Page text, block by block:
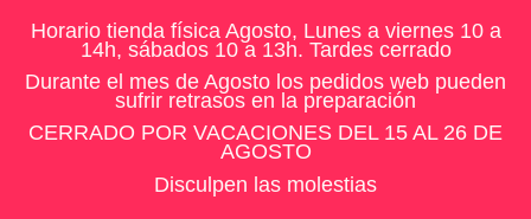
Horario tienda física Agosto, Lunes a viernes 10 a
14h, sábados 10 a 13h. Tardes cerrado
Durante el mes de Agosto los pedidos web pueden
sufrir retrasos en la preparación
CERRADO POR VACACIONES DEL 15 AL 26 DE
AGOSTO
Disculpen las molestias